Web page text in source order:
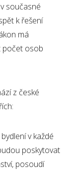
současné
k řešení
má
počet osob
z české
v každé
poskytovat
posoudí